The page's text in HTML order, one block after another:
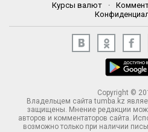
Курсы валют ·
Copyright ©
Владельцем сайта tumba.kz
защищены. Мнение редакции
авторов и комментаторов сайта.
возможно только при наличии